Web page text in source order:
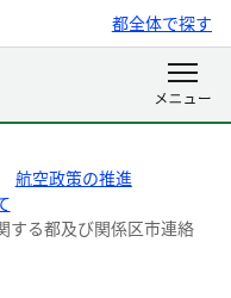
都全体で探す
航空政策の推進
する都及び関係区市連絡